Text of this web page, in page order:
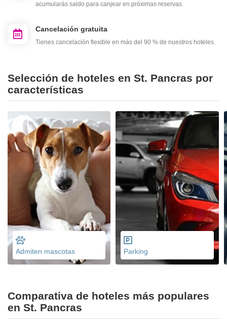
acumularás saldo para canjear en próximas reservas.
Cancelación gratuita
Tienes cancelación flexible en más del 90 % de nuestros hoteles.
Selección de hoteles en St. Pancras por
características
Admiten mascotas Parking
Comparativa de hoteles más populares
en St. Pancras